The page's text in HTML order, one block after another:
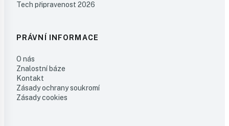
Tech připravenost 2026
PRÁVNÍ INFORMACE
O nás
Znalostní báze
Kontakt
Zásady ochrany soukromí
Zásady cookies